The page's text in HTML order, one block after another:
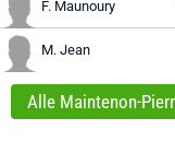
F. Maunoury
M. Jean
Alle Maintenon-